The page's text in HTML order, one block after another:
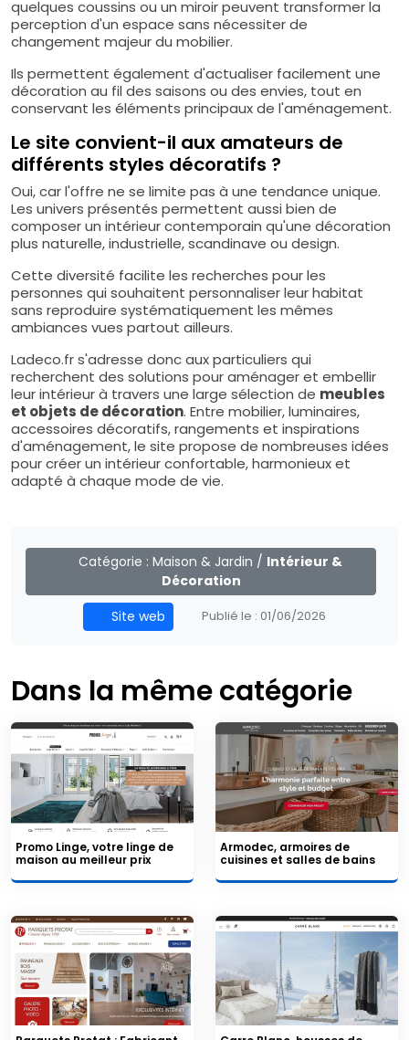
quelques coussins ou un miroir peuvent transformer la
perception d'un espace sans nécessiter de
changement majeur du mobilier.
Ils permettent également d'actualiser facilement une
décoration au fil des saisons ou des envies, tout en
conservant les éléments principaux de l'aménagement.
Le site convient-il aux amateurs de
différents styles décoratifs ?
Oui, car l'offre ne se limite pas à une tendance unique.
Les univers présentés permettent aussi bien de
composer un intérieur contemporain qu'une décoration
plus naturelle, industrielle, scandinave ou design.
Cette diversité facilite les recherches pour les
personnes qui souhaitent personnaliser leur habitat
sans reproduire systématiquement les mêmes
ambiances vues partout ailleurs.
Ladeco.fr s'adresse donc aux particuliers qui
recherchent des solutions pour aménager et embellir
leur intérieur à travers une large sélection de meubles
et objets de décoration. Entre mobilier, luminaires,
accessoires décoratifs, rangements et inspirations
d'aménagement, le site propose de nombreuses idées
pour créer un intérieur confortable, harmonieux et
adapté à chaque mode de vie.
Catégorie :Maison & Jardin / Intérieur &
Décoration
Site web
Publié le : 01/06/2026
Dans la même catégorie
Promo Linge, votre linge de
maison au meilleur prix
Armodec, armoires de
cuisines et salles de bains